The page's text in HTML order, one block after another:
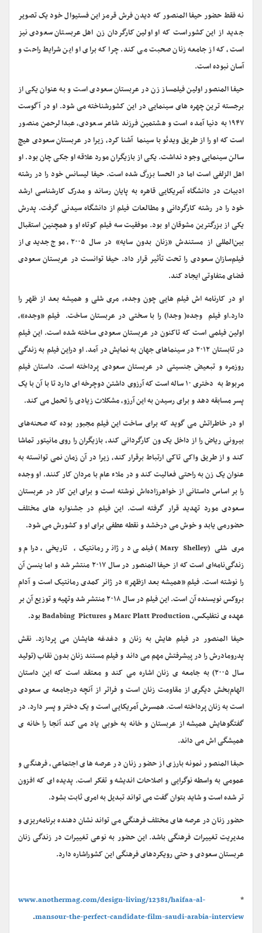
نه فقط حضور حیفا المنصور که دیدن فرش قرمز این فستیوال خود یک تصویر
جدید از این کشوراست که او اولین کارگردان زن اهل عربستان سعودی نیز
است، که از جامعه زنان صحبت می کند. چرا که برای او این شرایط راحت و
آسان نبوده است.
حیفا المنصور اولین فیلمساز زن در عربستان سعودی است و به عنوان یکی از
برجسته ترین چهره های سینمایی در این کشورشناخته می شود. او در آگوست
۱۹۴۷ به دنیا آمده است و هشتمین فرزند شاعر سعودی، عبدالرحمن منصور
است که او را از طریق ویدئو با سینما آشنا کرد، زیرا در عربستان سعودی هیچ
سالن سینمایی وجود نداشت. یکی از بازیگران مورد علاقه او جکی چان بود. او
اهل الزلفی است اما در الحسا بزرگ شده است. حیفا لیسانس خود را در رشته
ادبیات در دانشگاه آمریکایی قاهره به پایان رساند و مدرک کارشناسی ارشد
خود را در رشته کارگردانی و مطالعات فیلم از دانشگاه سیدنی گرفت. پدرش
یکی از بزرگترین مشوقان او بود. موفقیت سه فیلم کوتاه او و همچنین استقبال
بین‌المللی از مستندش «زنان بدون سایه» در سال ۲۰۰۵، موج جدیدی از
فیلم‌سازان سعودی را تحت تأثیر قرار داد. حیفا توانست در عربستان سعودی
فضای متفاوتی ایجاد کند.
او در کارنامه اش فیلم هایی چون وجده، مری شلی و همیشه بعد از ظهر را
دارد.او فیلم وجده( وجدا) را با سختی در عربستان ساخت. فیلم «وجده»،
اولین فیلمی است که تاکنون در عربستان سعودی ساخته شده است. این فیلم
در تابستان ۲۰۱۲ در سینماهای جهان به نمایش در آمد. او دراین فیلم به زندگی
روزمره و تبعیض ‌جنسیتی در عربستان سعودی پرداخته است. داستان فیلم
مربوط به دختر‌ی ۱۰ ساله‌ است که آرزوی داشتن دوچرخه ای دارد تا با آن با یک
پسر مسابقه دهد و برای رسیدن به این آرزو، مشکلات زیادی را تحمل می کند.
او در خاطراتش می گوید که برای ساخت این فیلم مجبور بوده که صحنه‌های
بیرونی ریاض را از داخل یک ون کارگردانی کند، بازیگران را روی مانیتور تماشا
کند و از طریق واکی تاکی ارتباط برقرار کند، زیرا در آن زمان نمی توانسته به
عنوان یک زن به راحتی فعالیت کند و در ملاء عام با مردان کار کنند. او وجده
را بر اساس داستانی از خواهرزاده‌اش نوشته است و برای این کار در عربستان
سعودی مورد تهدید قرار گرفته است. این فیلم در جشنواره های مختلف
حضورمی یابد و خوش می درخشد و نقطه عطفی برای او و کشورش می شود.
مری شلی (Mary Shelley) فیلمی در ژانر رمانتیک، تاریخی، درام و
زندگی‌نامه‌ای است که از حیفا المنصور در سال ۲۰۱۷ منتشر شد و اما ینسن آن
را نوشته است. فیلم «همیشه بعد ازظهر» در ژانر کمدی رمانتیک است و آدام
بروکس نویسنده آن است. این فیلم در سال ۲۰۱۸ منتشر شد وتهیه و توزیع آن بر
عهده ی نتفلیکس، Marc Platt Production و Badabing Pictures بود.
حیفا المنصور در فیلم هایش به زنان و دغدغه هایشان می پردازد. نقش
پدرومادرش را در پیشرفتش مهم می داند و فیلم مستند زنان بدون نقاب (تولید
سال ۲۰۰۵) به جامعه ی زنان اشاره می کند و معتقد است که این داستان
الهام‌بخش دیگری از مقاومت زنان است و فراتر از آنچه درجامعه ی سعودی
است به زنان پرداخته است. همسرش آمریکایی است و یک دختر و پسر دارد. در
گفتگوهایش همیشه از عربستان و خانه به خوبی یاد می کند آنجا را خانه ی
همیشگی اش می داند.
حبفا المنصور نمونه بارزی از حضور زنان در عرصه های اجتماعی، فرهنگی و
عمومی به واسطه نوگرایی و اصلاحات اندیشه و تفکر است. پدیده ای که افزون
تر شده است و شاید بتوان گفت می تواند تبدیل به امری ثابت بشود.
حضور زنان در عرصه های مختلف فرهنگی می تواند نشان دهنده برنامه‌ریزی و
مدیریت تغییرات فرهنگی باشد. این حضور به نوعی تغییرات در زندگی زنان
عربستان سعودی و حتی رویکردهای فرهنگی این کشوراشاره دارد.
*
www.anothermag.com/design-living/12381/haifaa-al-
mansour-the-perfect-candidate-film-saudi-arabia-interview
.